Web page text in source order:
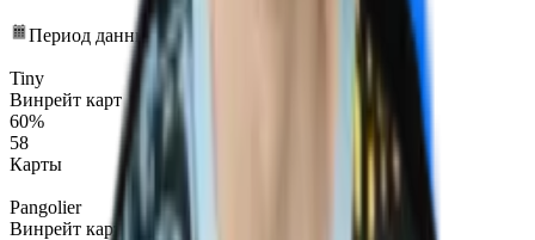
Период данных: последние 12 мес.
Tiny
Винрейт карт
60%
58
Карты
Pangolier
Винрейт карт